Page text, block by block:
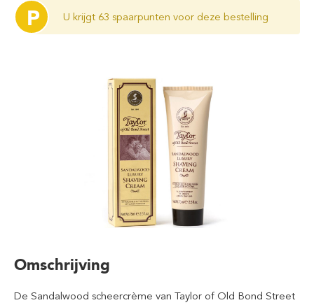
P U krijgt 63 spaarpunten voor deze bestelling
Omschrijving
De Sandalwood scheercrème van Taylor of Old Bond Street